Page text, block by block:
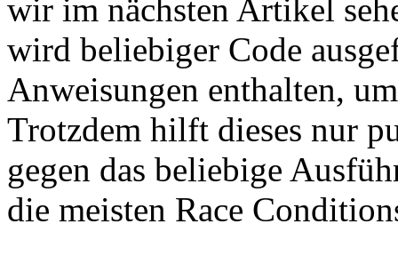
wir im nächsten Artikel
wird beliebiger Code
Anweisungen enthalten,
Trotzdem hilft dieses nur
gegen das beliebige
die meisten Race